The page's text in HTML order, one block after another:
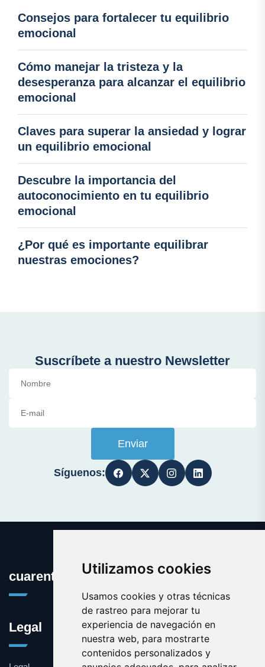
Utilizamos cookies
Usamos cookies y otras técnicas
de rastreo para mejorar tu
experiencia de navegación en
nuestra web, para mostrarte
contenidos personalizados y
Consejos para fortalecer tu equilibrio
emocional
Cómo manejar la tristeza y la
desesperanza para alcanzar el equilibrio
emocional
Claves para superar la ansiedad y lograr
un equilibrio emocional
Descubre la importancia del
autoconocimiento en tu equilibrio
emocional
¿Por qué es importante equilibrar
nuestras emociones?
Suscríbete a nuestro Newsletter
Enviar
Síguenos:
cuarentona.org
Legal